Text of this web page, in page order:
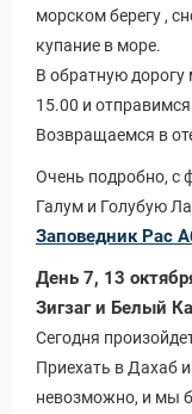
морском берегу ,
купание в море.
В обратную
15.00 и
Возвращаемся в
Очень подробно, с
Галум и Голубую
Заповедник Рас
День 7, 13
Зигзаг и Белый
Сегодня
Приехать в Дахаб
невозможно, и мы